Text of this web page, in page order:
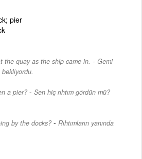
pier
the quay as the ship came in. - Gemi
bekliyordu.
a pier? - Sen hiç rıhtım gördün mü?
by the docks? - Rıhtımların yanında